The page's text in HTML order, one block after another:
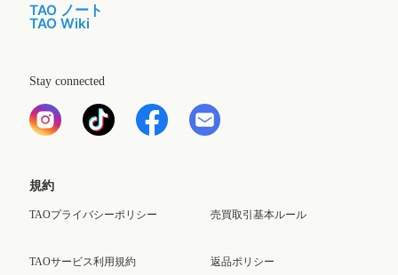
TAO ノート
TAO Wiki
Stay connected
規約
TAOプライバシーポリシー
TAOサービス利用規約
売買取引基本ルール
返品ポリシー